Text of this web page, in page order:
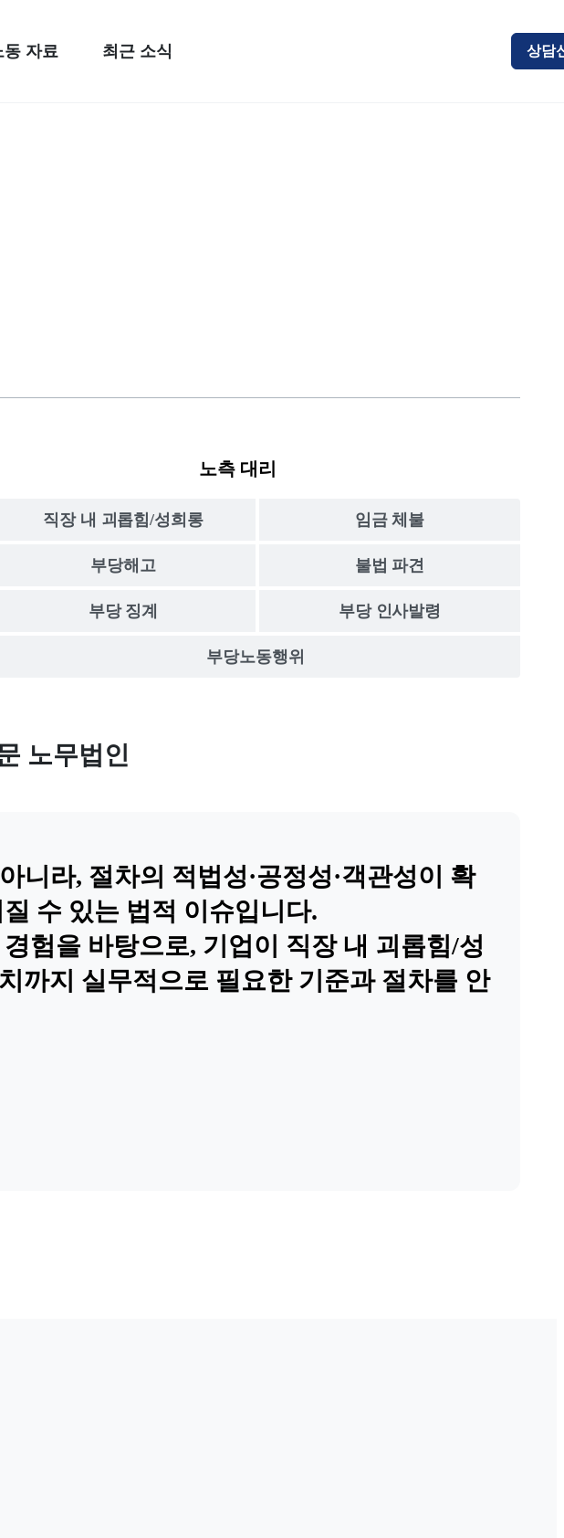
동 자료 최근 소식 상담
노측 대리
직장 내 괴롭힘/성희롱 임금 체불
부당해고 불법 파견
부당 징계 부당 인사발령
부당노동행위
노무법인
니라, 절차의 적법성·공정성·객관성이 확
수 있는 법적 이슈입니다.
험을 바탕으로, 기업이 직장 내 괴롭힘/성
까지 실무적으로 필요한 기준과 절차를 안